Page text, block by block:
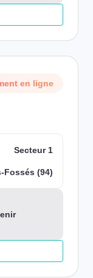
en ligne
Secteur 1
Fossés (94)